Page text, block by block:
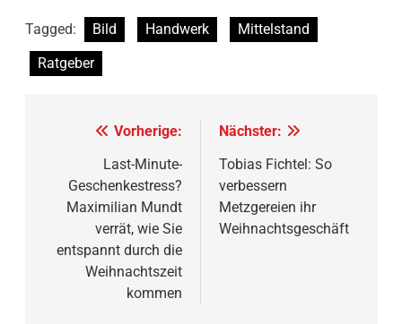
Tagged: Bild Handwerk
Mittelstand
Ratgeber
Beitragsnavigation
Vorherige:
Last-Minute-
Geschenkestress?
Maximilian Mundt
verrät, wie Sie
entspannt durch die
Weihnachtszeit
kommen
Nächster:
Tobias Fichtel: So
verbessern
Metzgereien ihr
Weihnachtsgeschäft